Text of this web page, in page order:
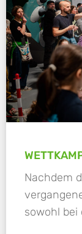
Nachdem
sowohl bei